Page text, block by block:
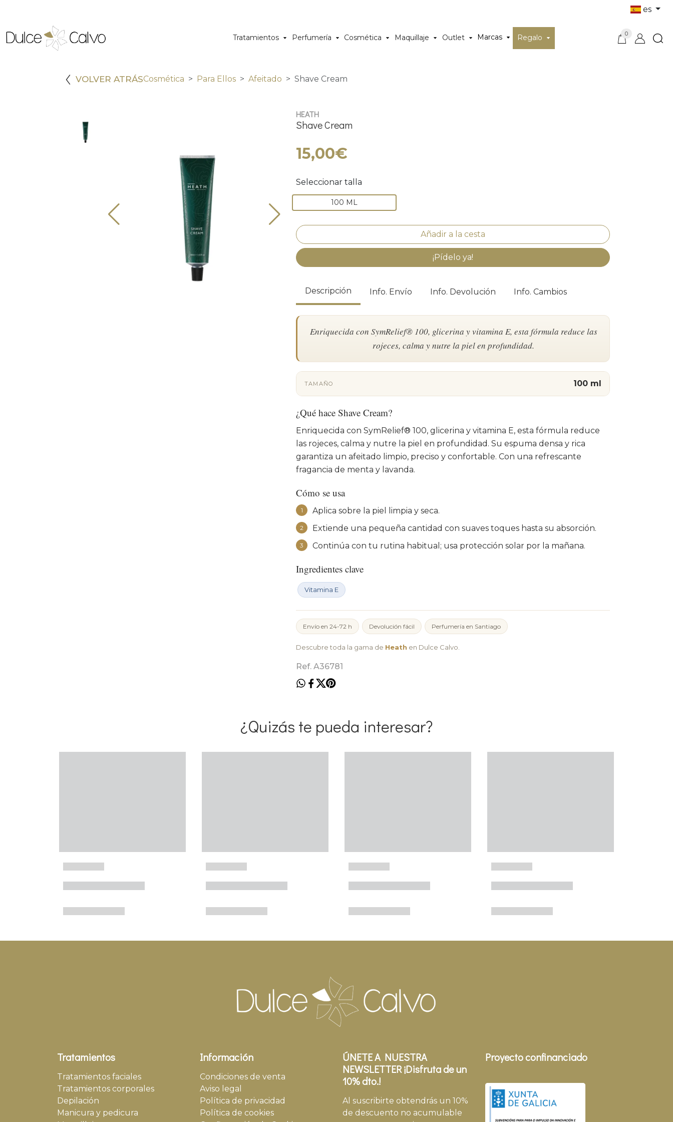
es
Tratamientos Perfumería Cosmética Maquillaje Outlet Marcas Regalo 0
VOLVER ATRÁSCosmética Para Ellos Afeitado Shave Cream
HEATH
Shave Cream
15,00€
Seleccionar talla
100 ML
¡Pídelo ya!
Descripción Info. Envío Info. Devolución Info. Cambios
Enriquecida con SymRelief® 100, glicerina y vitamina E, esta fórmula reduce las
rojeces, calma y nutre la piel en profundidad.
TAMAÑO 100 ml
¿Qué hace Shave Cream?
Enriquecida con SymRelief® 100, glicerina y vitamina E, esta fórmula reduce
las rojeces, calma y nutre la piel en profundidad. Su espuma densa y rica
garantiza un afeitado limpio, preciso y confortable. Con una refrescante
fragancia de menta y lavanda.
Cómo se usa
1 Aplica sobre la piel limpia y seca.
2 Extiende una pequeña cantidad con suaves toques hasta su absorción.
3 Continúa con tu rutina habitual; usa protección solar por la mañana.
Ingredientes clave
Vitamina E
Envío en 24-72 h Devolución fácil Perfumería en Santiago
Descubre toda la gama de Heath en Dulce Calvo.
Ref. A36781
¿Quizás te pueda interesar?
Tratamientos
Tratamientos faciales
Tratamientos corporales
Depilación
Manicura y pedicura
Información
Condiciones de venta
Aviso legal
Política de privacidad
Política de cookies
ÚNETE A NUESTRA
NEWSLETTER ¡Disfruta de un
10% dto.!
Al suscribirte obtendrás un 10%
de descuento no acumulable
Proyecto confinanciado